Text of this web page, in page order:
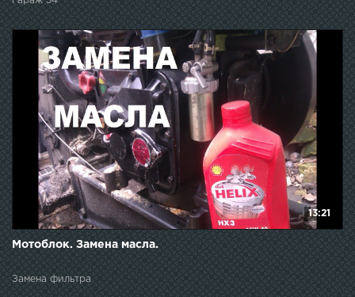
13:21
Мотоблок. Замена масла.
Замена фильтра